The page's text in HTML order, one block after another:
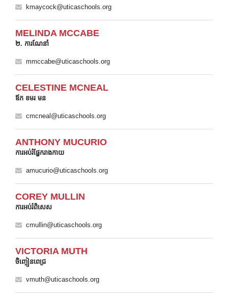
kmaycock@uticaschools.org
MELINDA MCCABE
២. ការណែនាំ
mmccabe@uticaschools.org
CELESTINE MCNEAL
ឪក ខមរ មន
cmcneal@uticaschools.org
ANTHONY MUCURIO
ការអប់រំផ្នែករាងកាយ
amucurio@uticaschools.org
COREY MULLIN
ការអប់រំពិសេស
cmullin@uticaschools.org
VICTORIA MUTH
ចិញ្ចៀនពេជ្រ
vmuth@uticaschools.org